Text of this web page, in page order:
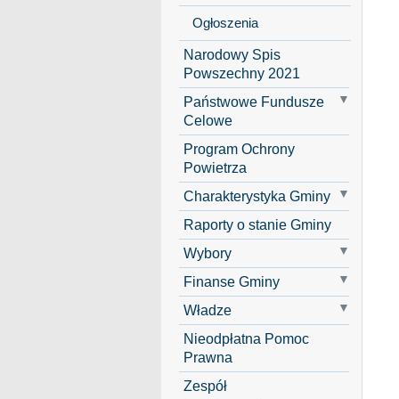
Ogłoszenia
Narodowy Spis
Powszechny 2021
Państwowe Fundusze
Celowe
Program Ochrony
Powietrza
Charakterystyka Gminy
Raporty o stanie Gminy
Wybory
Finanse Gminy
Władze
Nieodpłatna Pomoc
Prawna
Zespół